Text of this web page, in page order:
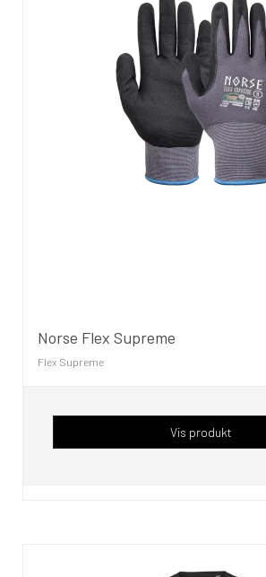
Norse Flex Supreme
Flex Supreme
Vis produkt